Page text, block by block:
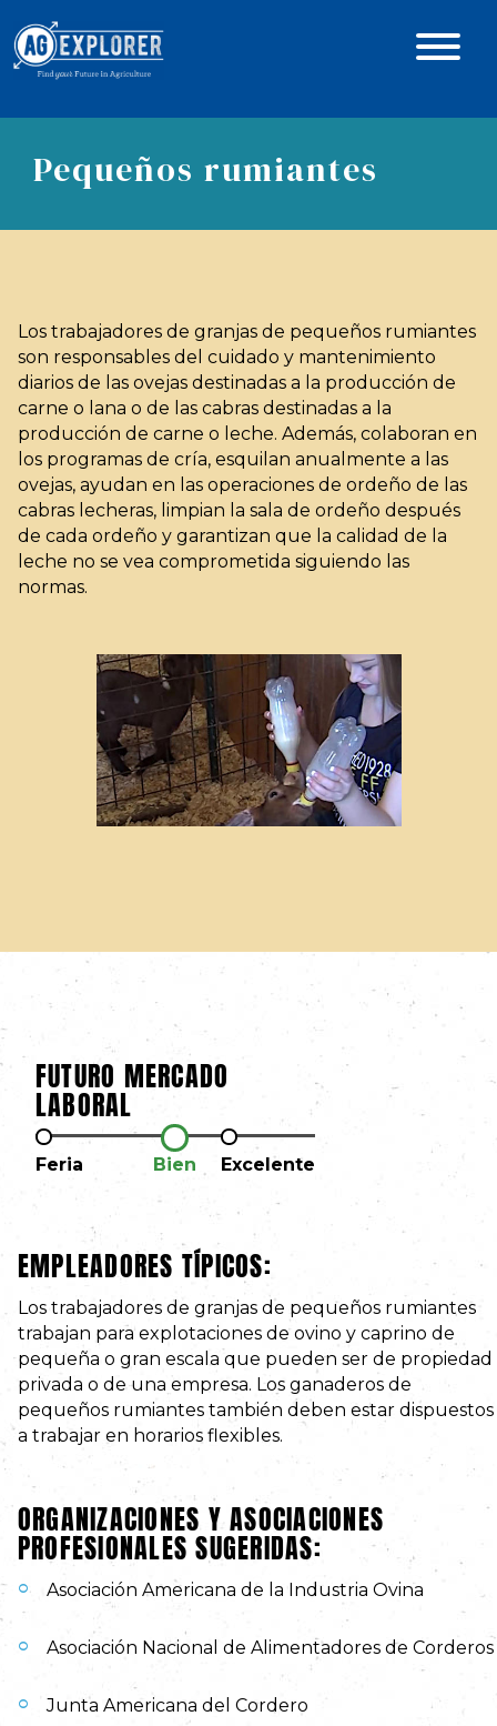
Pequeños rumiantes
Los trabajadores de granjas de pequeños rumiantes
son responsables del cuidado y mantenimiento
diarios de las ovejas destinadas a la producción de
carne o lana o de las cabras destinadas a la
producción de carne o leche. Además, colaboran en
los programas de cría, esquilan anualmente a las
ovejas, ayudan en las operaciones de ordeño de las
cabras lecheras, limpian la sala de ordeño después
de cada ordeño y garantizan que la calidad de la
leche no se vea comprometida siguiendo las
normas.
FUTURO MERCADO
LABORAL
Feria Bien Excelente
EMPLEADORES TÍPICOS:
Los trabajadores de granjas de pequeños rumiantes
trabajan para explotaciones de ovino y caprino de
pequeña o gran escala que pueden ser de propiedad
privada o de una empresa. Los ganaderos de
pequeños rumiantes también deben estar dispuestos
a trabajar en horarios flexibles.
ORGANIZACIONES Y ASOCIACIONES
PROFESIONALES SUGERIDAS:
Asociación Americana de la Industria Ovina
Asociación Nacional de Alimentadores de Corderos
Junta Americana del Cordero